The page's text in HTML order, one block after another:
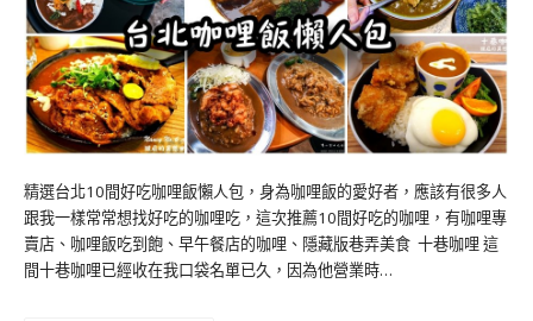
精選台北10間好吃咖哩飯懶人包，身為咖哩飯的愛好者，應該有很多人
跟我一樣常常想找好吃的咖哩吃，這次推薦10間好吃的咖哩，有咖哩專
賣店、咖哩飯吃到飽、早午餐店的咖哩、隱藏版巷弄美食 十巷咖哩 這
間十巷咖哩已經收在我口袋名單已久，因為他營業時…